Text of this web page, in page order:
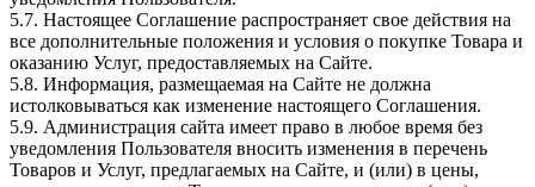
5.7. Настоящее Соглашение распространяет свое действия на
все дополнительные положения и условия о покупке Товара и
оказанию Услуг, предоставляемых на Сайте.
5.8. Информация, размещаемая на Сайте не должна
истолковываться как изменение настоящего Соглашения.
5.9. Администрация сайта имеет право в любое время без
уведомления Пользователя вносить изменения в перечень
Товаров и Услуг, предлагаемых на Сайте, и (или) в цены,